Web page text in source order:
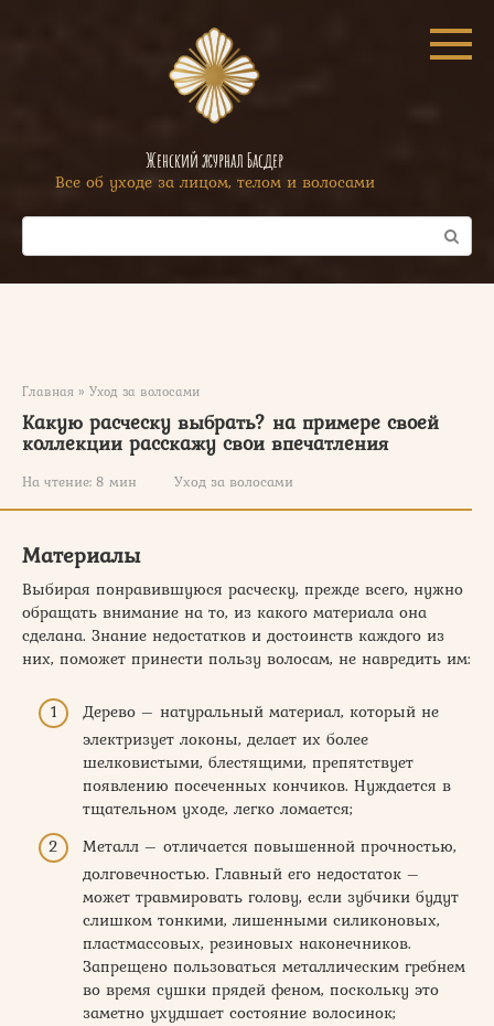
Женский журнал Басдер
Все об уходе за лицом, телом и волосами
Поиск:
Главная » Уход за волосами
Какую расческу выбрать? на примере своей
коллекции расскажу свои впечатления
На чтение: 8 мин Уход за волосами
Материалы
Выбирая понравившуюся расческу, прежде всего, нужно
обращать внимание на то, из какого материала она
сделана. Знание недостатков и достоинств каждого из
них, поможет принести пользу волосам, не навредить им:
Дерево – натуральный материал, который не
электризует локоны, делает их более
шелковистыми, блестящими, препятствует
появлению посеченных кончиков. Нуждается в
тщательном уходе, легко ломается;
Металл – отличается повышенной прочностью,
долговечностью. Главный его недостаток –
может травмировать голову, если зубчики будут
слишком тонкими, лишенными силиконовых,
пластмассовых, резиновых наконечников.
Запрещено пользоваться металлическим гребнем
во время сушки прядей феном, поскольку это
заметно ухудшает состояние волосинок;